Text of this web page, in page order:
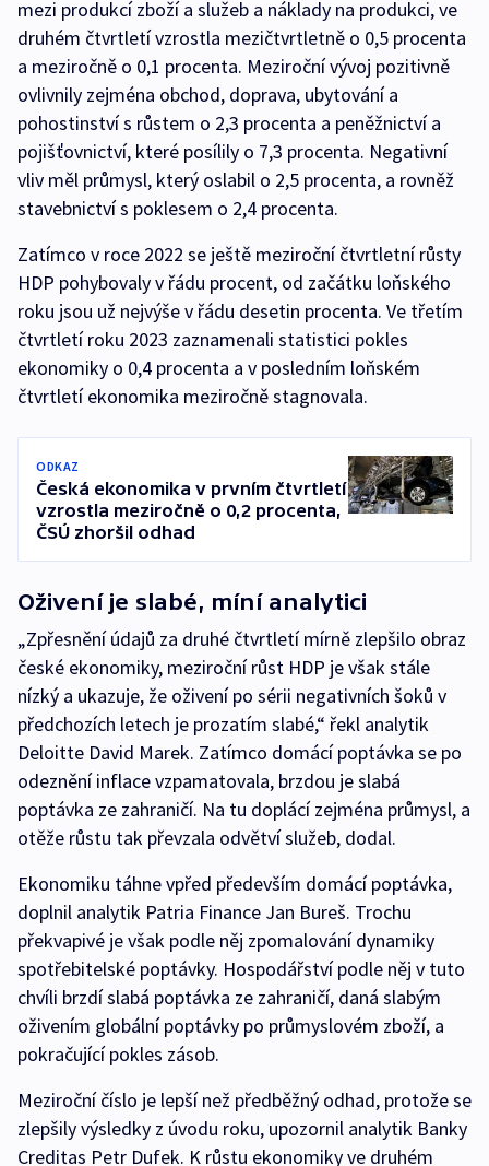
mezi produkcí zboží a služeb a náklady na produkci, ve
druhém čtvrtletí vzrostla mezičtvrtletně o 0,5 procenta
a meziročně o 0,1 procenta. Meziroční vývoj pozitivně
ovlivnily zejména obchod, doprava, ubytování a
pohostinství s růstem o 2,3 procenta a peněžnictví a
pojišťovnictví, které posílily o 7,3 procenta. Negativní
vliv měl průmysl, který oslabil o 2,5 procenta, a rovněž
stavebnictví s poklesem o 2,4 procenta.
Zatímco v roce 2022 se ještě meziroční čtvrtletní růsty
HDP pohybovaly v řádu procent, od začátku loňského
roku jsou už nejvýše v řádu desetin procenta. Ve třetím
čtvrtletí roku 2023 zaznamenali statistici pokles
ekonomiky o 0,4 procenta a v posledním loňském
čtvrtletí ekonomika meziročně stagnovala.
ODKAZ
Česká ekonomika v prvním čtvrtletí
vzrostla meziročně o 0,2 procenta,
ČSÚ zhoršil odhad
Oživení je slabé, míní analytici
„Zpřesnění údajů za druhé čtvrtletí mírně zlepšilo obraz
české ekonomiky, meziroční růst HDP je však stále
nízký a ukazuje, že oživení po sérii negativních šoků v
předchozích letech je prozatím slabé,“ řekl analytik
Deloitte David Marek. Zatímco domácí poptávka se po
odeznění inflace vzpamatovala, brzdou je slabá
poptávka ze zahraničí. Na tu doplácí zejména průmysl, a
otěže růstu tak převzala odvětví služeb, dodal.
Ekonomiku táhne vpřed především domácí poptávka,
doplnil analytik Patria Finance Jan Bureš. Trochu
překvapivé je však podle něj zpomalování dynamiky
spotřebitelské poptávky. Hospodářství podle něj v tuto
chvíli brzdí slabá poptávka ze zahraničí, daná slabým
oživením globální poptávky po průmyslovém zboží, a
pokračující pokles zásob.
Meziroční číslo je lepší než předběžný odhad, protože se
zlepšily výsledky z úvodu roku, upozornil analytik Banky
Creditas Petr Dufek. K růstu ekonomiky ve druhém